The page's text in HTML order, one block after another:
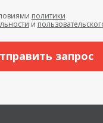
политики
и